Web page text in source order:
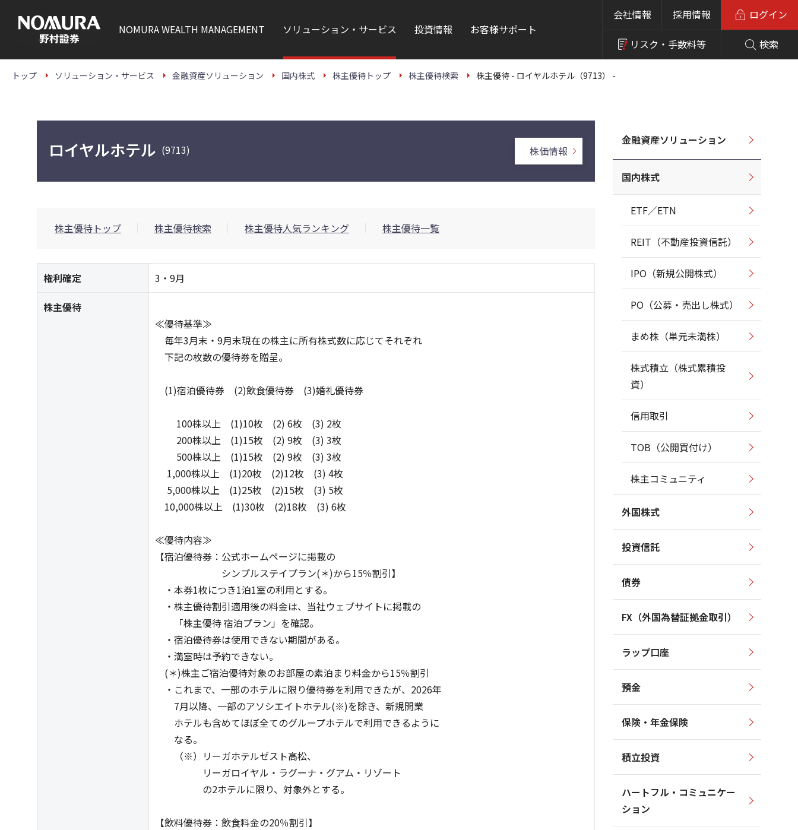
本
NOMURAWEALTH MANAGEMENT ソリューション・サービス 投資情報 お客様サポート
会社情報 採用情報
リスク・ 手数料等 検索
ログイン
トップ ソリューション・サービス 金融資産ソリューション 国内株式 株主優待トップ 株主優待検索 株主優待 - ロイヤルホテル（9713） -
ロイヤルホテル (9713) 株価情報
株主優待トップ 株主優待検索 株主優待人気ランキング 株主優待一覧
権利確定 3・9月
株主優待
≪優待基準≫
毎年3月末・9月末現在の株主に所有株式数に応じてそれぞれ
下記の枚数の優待券を贈呈。
(1)宿泊優待券 (2)飲食優待券 (3)婚礼優待券
100株以上 (1)10枚 (2) 6枚 (3) 2枚
200株以上 (1)15枚 (2) 9枚 (3) 3枚
500株以上 (1)15枚 (2) 9枚 (3) 3枚
1,000株以上 (1)20枚 (2)12枚 (3) 4枚
5,000株以上 (1)25枚 (2)15枚 (3) 5枚
10,000株以上 (1)30枚 (2)18枚 (3) 6枚
≪優待内容≫
【宿泊優待券：公式ホームページに掲載の
シンプルステイプラン(＊)から15％割引】
・本券1枚につき1泊1室の利用とする。
・株主優待割引適用後の料金は、当社ウェブサイトに掲載の
「株主優待 宿泊プラン」を確認。
・宿泊優待券は使用できない期間がある。
・満室時は予約できない。
(＊)株主ご宿泊優待対象のお部屋の素泊まり料金から15％割引
・これまで、一部のホテルに限り優待券を利用できたが、2026年
7月以降、一部のアソシエイトホテル(※)を除き、新規開業
ホテルも含めてほぼ全てのグループホテルで利用できるように
なる。
（※）リーガホテルゼスト高松、
リーガロイヤル・ラグーナ・グアム・リゾート
の2ホテルに限り、対象外とする。
【飲料優待券：飲食料金の20％割引】
金融資産ソリューション
国内株式
ETF／ETN
REIT（不動産投資信託）
IPO（新規公開株式）
PO（公募・売出し株式）
まめ株（単元未満株）
株式積立（株式累積投
資）
信用取引
TOB（公開買付け）
株主コミュニティ
外国株式
投資信託
債券
FX（外国為替証拠金取引）
ラップ口座
預金
保険・年金保険
積立投資
ハートフル・コミュニケー
ション